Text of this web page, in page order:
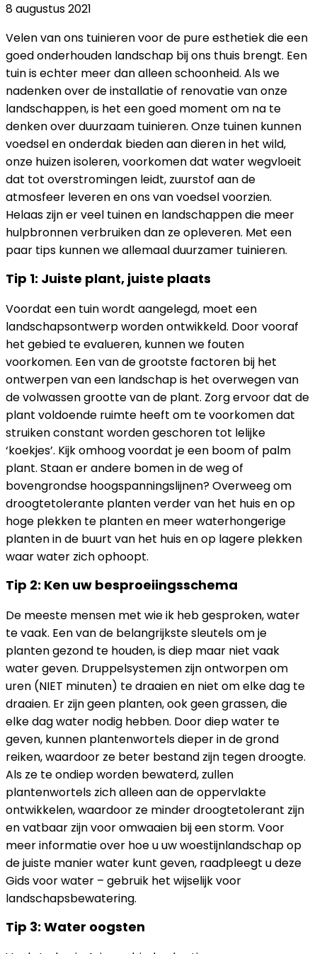
8 augustus 2021
Velen van ons tuinieren voor de pure esthetiek die een
goed onderhouden landschap bij ons thuis brengt. Een
tuin is echter meer dan alleen schoonheid. Als we
nadenken over de installatie of renovatie van onze
landschappen, is het een goed moment om na te
denken over duurzaam tuinieren. Onze tuinen kunnen
voedsel en onderdak bieden aan dieren in het wild,
onze huizen isoleren, voorkomen dat water wegvloeit
dat tot overstromingen leidt, zuurstof aan de
atmosfeer leveren en ons van voedsel voorzien.
Helaas zijn er veel tuinen en landschappen die meer
hulpbronnen verbruiken dan ze opleveren. Met een
paar tips kunnen we allemaal duurzamer tuinieren.
Tip 1: Juiste plant, juiste plaats
Voordat een tuin wordt aangelegd, moet een
landschapsontwerp worden ontwikkeld. Door vooraf
het gebied te evalueren, kunnen we fouten
voorkomen. Een van de grootste factoren bij het
ontwerpen van een landschap is het overwegen van
de volwassen grootte van de plant. Zorg ervoor dat de
plant voldoende ruimte heeft om te voorkomen dat
struiken constant worden geschoren tot lelijke
‘koekjes’. Kijk omhoog voordat je een boom of palm
plant. Staan er andere bomen in de weg of
bovengrondse hoogspanningslijnen? Overweeg om
droogtetolerante planten verder van het huis en op
hoge plekken te planten en meer waterhongerige
planten in de buurt van het huis en op lagere plekken
waar water zich ophoopt.
Tip 2: Ken uw besproeiingsschema
De meeste mensen met wie ik heb gesproken, water
te vaak. Een van de belangrijkste sleutels om je
planten gezond te houden, is diep maar niet vaak
water geven. Druppelsystemen zijn ontworpen om
uren (NIET minuten) te draaien en niet om elke dag te
draaien. Er zijn geen planten, ook geen grassen, die
elke dag water nodig hebben. Door diep water te
geven, kunnen plantenwortels dieper in de grond
reiken, waardoor ze beter bestand zijn tegen droogte.
Als ze te ondiep worden bewaterd, zullen
plantenwortels zich alleen aan de oppervlakte
ontwikkelen, waardoor ze minder droogtetolerant zijn
en vatbaar zijn voor omwaaien bij een storm. Voor
meer informatie over hoe u uw woestijnlandschap op
de juiste manier water kunt geven, raadpleegt u deze
Gids voor water – gebruik het wijselijk voor
landschapsbewatering.
Tip 3: Water oogsten